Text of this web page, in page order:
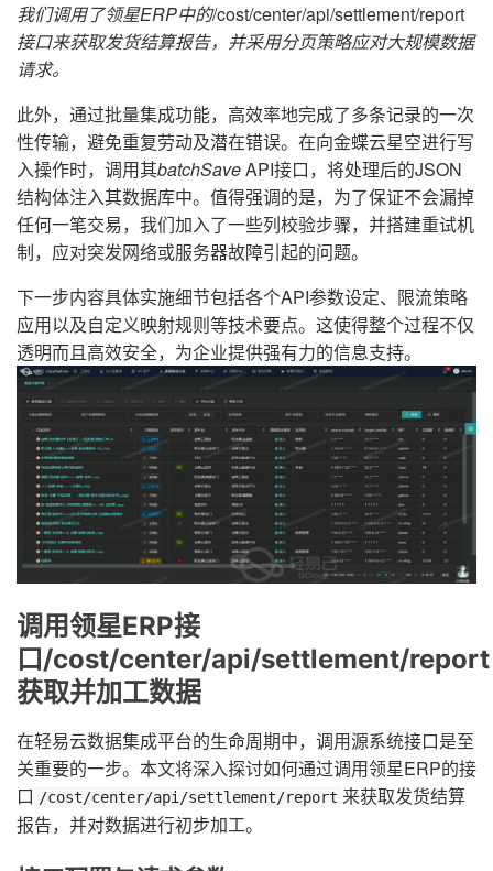
我们调用了领星ERP中的/cost/center/api/settlement/report
接口来获取发货结算报告，并采用分页策略应对大规模数据
请求。
此外，通过批量集成功能，高效率地完成了多条记录的一次
性传输，避免重复劳动及潜在错误。在向金蝶云星空进行写
入操作时，调用其batchSaveAPI接口，将处理后的JSON
结构体注入其数据库中。值得强调的是，为了保证不会漏掉
任何一笔交易，我们加入了一些列校验步骤，并搭建重试机
制，应对突发网络或服务器故障引起的问题。
下一步内容具体实施细节包括各个API参数设定、限流策略
应用以及自定义映射规则等技术要点。这使得整个过程不仅
透明而且高效安全，为企业提供强有力的信息支持。
调用领星ERP接
口/cost/center/api/settlement/report
获取并加工数据
在轻易云数据集成平台的生命周期中，调用源系统接口是至
关重要的一步。本文将深入探讨如何通过调用领星ERP的接
口 /cost/center/api/settlement/report 来获取发货结算
报告，并对数据进行初步加工。